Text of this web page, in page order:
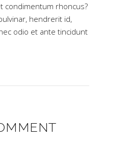
condimentum rhoncus?
hendrerit id,
odio et ante tincidunt